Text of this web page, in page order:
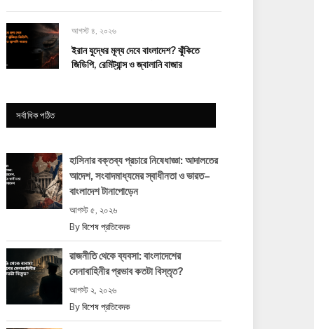
আগস্ট ৪, ২০২৬
ইরান যুদ্ধের মূল্য দেবে বাংলাদেশ? ঝুঁকিতে
জিডিপি, রেমিট্যান্স ও জ্বালানি বাজার
সর্বাধিক পঠিত
হাসিনার বক্তব্য প্রচারে নিষেধাজ্ঞা: আদালতের
আদেশ, সংবাদমাধ্যমের স্বাধীনতা ও ভারত–
বাংলাদেশ টানাপোড়েন
আগস্ট ৫, ২০২৬
By বিশেষ প্রতিবেদক
রাজনীতি থেকে ব্যবসা: বাংলাদেশের
সেনাবাহিনীর প্রভাব কতটা বিস্তৃত?
আগস্ট ২, ২০২৬
By বিশেষ প্রতিবেদক